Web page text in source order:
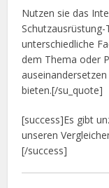
Nutzen sie das
unterschiedliche
dem Thema oder
bieten.[/su_quote]
[success]Es gibt
unseren
[/success]